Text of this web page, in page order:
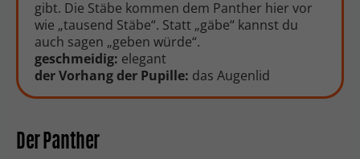
gibt. Die Stäbe kommen dem Panther hier vor
wie „tausend Stäbe“. Statt „gäbe“ kannst du
auch sagen „geben würde“.
geschmeidig: elegant
der Vorhang der Pupille: das Augenlid
Der Panther